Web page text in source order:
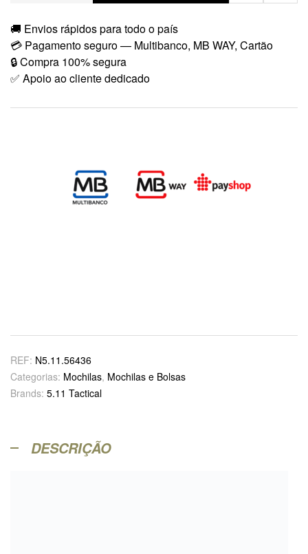
🚚 Envios rápidos para todo o país
💳 Pagamento seguro — Multibanco, MB WAY, Cartão
🔒 Compra 100% segura
✅ Apoio ao cliente dedicado
REF: N5.11.56436
Categorias: Mochilas, Mochilas e Bolsas
Brands: 5.11 Tactical
DESCRIÇÃO